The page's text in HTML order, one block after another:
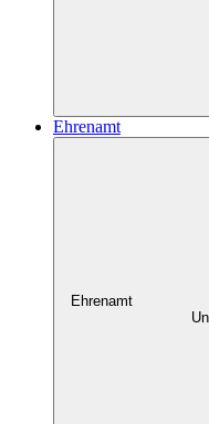
Ehrenamt
Ehrenamt